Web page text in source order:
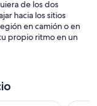
a
v
e
n
de los dos
hacia los sitios
en camión o en
propio ritmo en un